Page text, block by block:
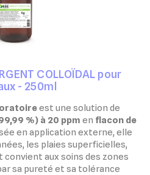
COLLOÏDAL pour
- 250ml
est une solution de
%) à 20 ppm en flacon de
en application externe, elle
les plaies superficielles,
aux soins des zones
sa pureté et sa tolérance